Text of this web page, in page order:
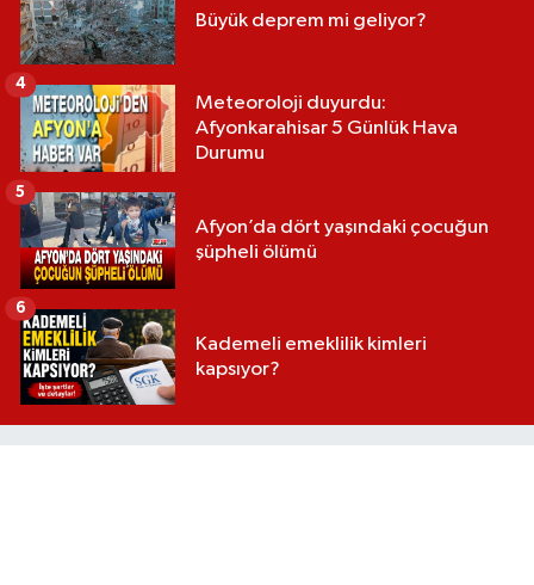
Büyük deprem mi geliyor?
Meteoroloji duyurdu:
Afyonkarahisar 5 Günlük Hava
Durumu
4
Afyon’da dört yaşındaki çocuğun
şüpheli ölümü
5
Kademeli emeklilik kimleri
kapsıyor?
6